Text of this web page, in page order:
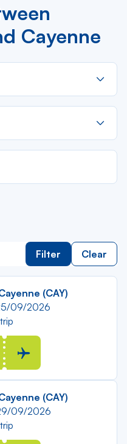
Cayenne
Filter Clear
(CAY)
09/2026
(CAY)
09/2026